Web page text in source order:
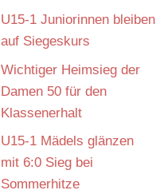
U15-1 Juniorinnen bleiben
auf Siegeskurs
Wichtiger Heimsieg der
Damen 50 für den
Klassenerhalt
U15-1 Mädels glänzen
mit 6:0 Sieg bei
Sommerhitze